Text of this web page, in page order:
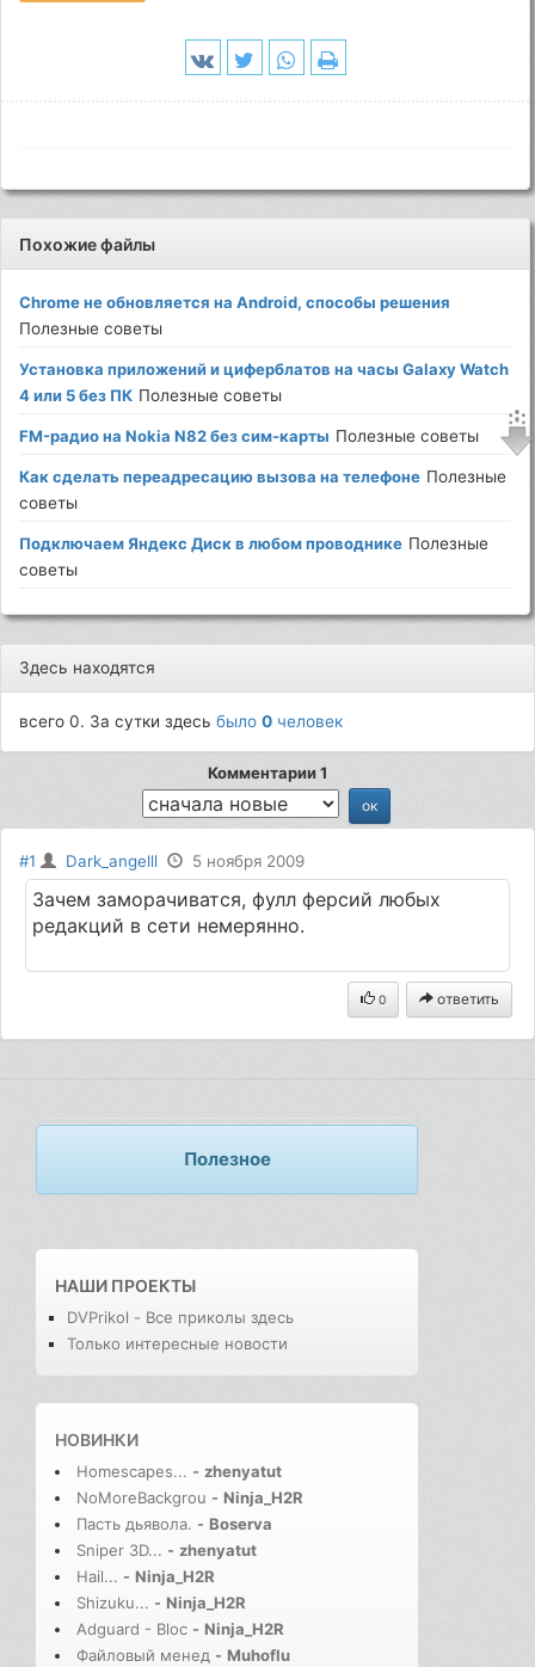
Похожие файлы
Chrome не обновляется на Android, способы решения
Полезные советы
Установка приложений и циферблатов на часы Galaxy Watch
4 или 5 без ПК Полезные советы
FM-радио на Nokia N82 без сим-карты Полезные советы
Как сделать переадресацию вызова на телефоне Полезные
советы
Подключаем Яндекс Диск в любом проводнике Полезные
советы
Здесь находятся
всего 0. За сутки здесьбыло0 человек
Комментарии 1
#1 Dark_angelll 5 ноября 2009
Зачем заморачиватся, фулл ферсий любых
редакций в сети немерянно.
0 ответить
Полезное
НАШИ ПРОЕКТЫ
DVPrikol - Все приколы здесь
Только интересные новости
НОВИНКИ
Homescapes... - zhenyatut
NoMoreBackgrou - Ninja_H2R
Пасть дьявола. - Boserva
Sniper 3D... - zhenyatut
Hail... - Ninja_H2R
Shizuku... - Ninja_H2R
Adguard - Bloc - Ninja_H2R
Файловый менед - Muhoflu